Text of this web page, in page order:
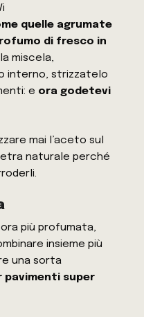
quelle agrumate
di fresco in
miscela,
interno, strizzatelo
e ora godetevi
mai l’aceto sul
naturale perché
più profumata,
insieme più
una sorta
super